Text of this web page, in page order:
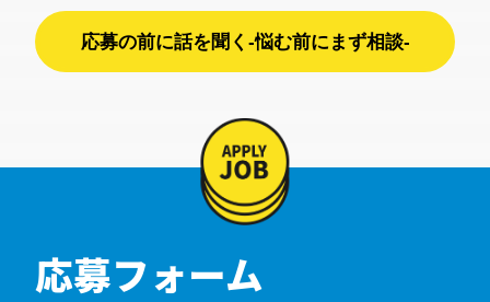
応募の前に話を聞く-悩む前にまず相談-
応募フォーム